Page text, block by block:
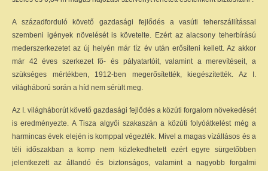
A századforduló követő gazdasági fejlődés a vasúti teherszállítással
szembeni igények növelését is követelte. Ezért az alacsony teherbírású
mederszerkezetet az új helyén már tíz év után erősíteni kellett. Az akkor
már 42 éves szerkezet fő- és pályatartóit, valamint a merevítéseit, a
szükséges mértékben, 1912-ben megerősítették, kiegészítették. Az I.
világháború során a híd nem sérült meg.
Az I. világháborút követő gazdasági fejlődés a közúti forgalom növekedését
is eredményezte. A Tisza algyői szakaszán a közúti folyóátkelést még a
harmincas évek elején is komppal végezték. Mivel a magas vízállásos és a
téli időszakban a komp nem közlekedhetett ezért egyre sürgetőbben
jelentkezett az állandó és biztonságos, valamint a nagyobb forgalmi